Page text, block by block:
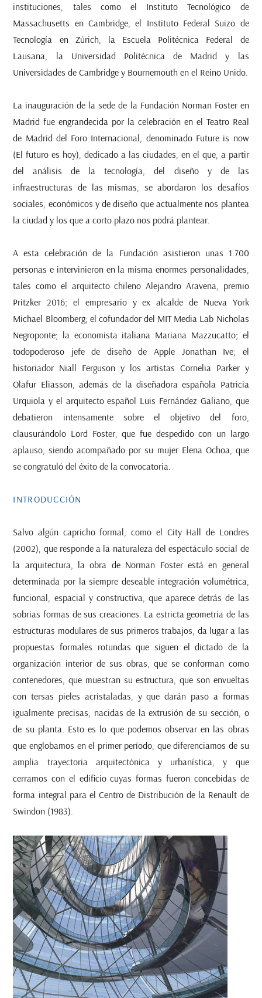
instituciones, tales como el Instituto Tecnológico de
Massachusetts en Cambridge, el Instituto Federal Suizo de
Tecnología en Zúrich, la Escuela Politécnica Federal de
Lausana, la Universidad Politécnica de Madrid y las
Universidades de Cambridge y Bournemouth en el Reino Unido.
La inauguración de la sede de la Fundación Norman Foster en
Madrid fue engrandecida por la celebración en el Teatro Real
de Madrid del Foro Internacional, denominado Future is now
(El futuro es hoy), dedicado a las ciudades, en el que, a partir
del análisis de la tecnología, del diseño y de las
infraestructuras de las mismas, se abordaron los desafíos
sociales, económicos y de diseño que actualmente nos plantea
la ciudad y los que a corto plazo nos podrá plantear.
A esta celebración de la Fundación asistieron unas 1.700
personas e intervinieron en la misma enormes personalidades,
tales como el arquitecto chileno Alejandro Aravena, premio
Pritzker 2016; el empresario y ex alcalde de Nueva York
Michael Bloomberg; el cofundador del MIT Media Lab Nicholas
Negroponte; la economista italiana Mariana Mazzucatto; el
todopoderoso jefe de diseño de Apple Jonathan Ive; el
historiador Niall Ferguson y los artistas Cornelia Parker y
Olafur Eliasson, además de la diseñadora española Patricia
Urquiola y el arquitecto español Luis Fernández Galiano, que
debatieron intensamente sobre el objetivo del foro,
clausurándolo Lord Foster, que fue despedido con un largo
aplauso, siendo acompañado por su mujer Elena Ochoa, que
se congratuló del éxito de la convocatoria.
INTRODUCCIÓN
Salvo algún capricho formal, como el City Hall de Londres
(2002), que responde a la naturaleza del espectáculo social de
la arquitectura, la obra de Norman Foster está en general
determinada por la siempre deseable integración volumétrica,
funcional, espacial y constructiva, que aparece detrás de las
sobrias formas de sus creaciones. La estricta geometría de las
estructuras modulares de sus primeros trabajos, da lugar a las
propuestas formales rotundas que siguen el dictado de la
organización interior de sus obras, que se conforman como
contenedores, que muestran su estructura, que son envueltas
con tersas pieles acristaladas, y que darán paso a formas
igualmente precisas, nacidas de la extrusión de su sección, o
de su planta. Esto es lo que podemos observar en las obras
que englobamos en el primer período, que diferenciamos de su
amplia trayectoria arquitectónica y urbanística, y que
cerramos con el edificio cuyas formas fueron concebidas de
forma integral para el Centro de Distribución de la Renault de
Swindon (1983).